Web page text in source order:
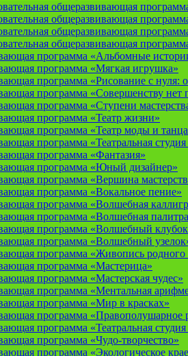
общеразвивающая
общеразвивающая
общеразвивающая
общеразвивающая
программа «Альбомные
программа «Мягкая игрушка»
программа «Рисование с нуля:
программа «Совершенству нет
программа «Ступени
программа «Театр жизни»
программа «Театр моды и
программа «Театральная
программа «Фантазия»
программа «Юный дизайнер»
программа «Вершина
программа «Вокальное пение»
программа «Волшебная
программа «Волшебная
программа «Волшебный
программа «Волшебный
программа «Живопись родного
программа «Мастерица»
программа «Мастерская чудес»
программа «Ментальная
программа «Мир в красках»
программа «Правополушарное
программа «Театральная
программа «Чудо-творчество»
программа «Экологическое